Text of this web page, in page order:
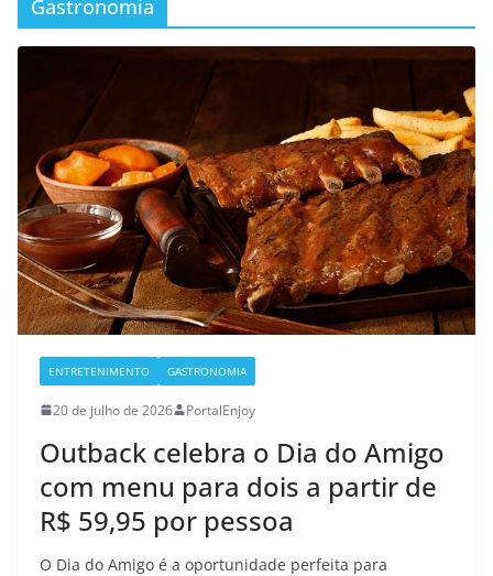
Gastronomia
ENTRETENIMENTO GASTRONOMIA
20 de julho de 2026 PortalEnjoy
Outback celebra o Dia do Amigo
com menu para dois a partir de
R$ 59,95 por pessoa
O Dia do Amigo é a oportunidade perfeita para